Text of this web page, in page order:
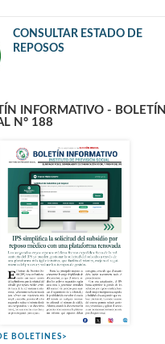
CONSULTAR ESTADO DE
REPOSOS
INFORMATIVO - BOLETÍN
N° 188
BOLETINES>